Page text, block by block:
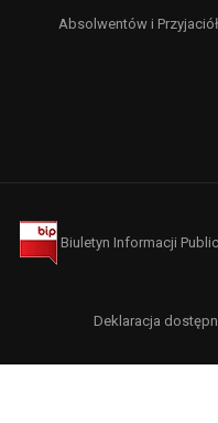
Absolwentów i Przyjaciół
Biuletyn Informacji
Deklaracja